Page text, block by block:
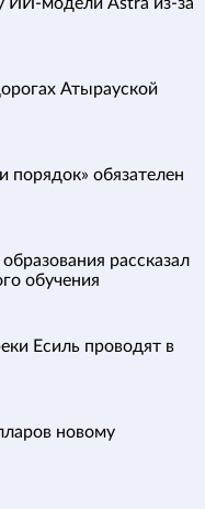
Атырауской
порядок» обязателен
рассказал
обучения
Есиль проводят в
новому